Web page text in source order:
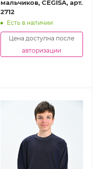
мальчиков, CEGISA, арт.
2712
Есть в наличии
Цена доступна после
авторизации